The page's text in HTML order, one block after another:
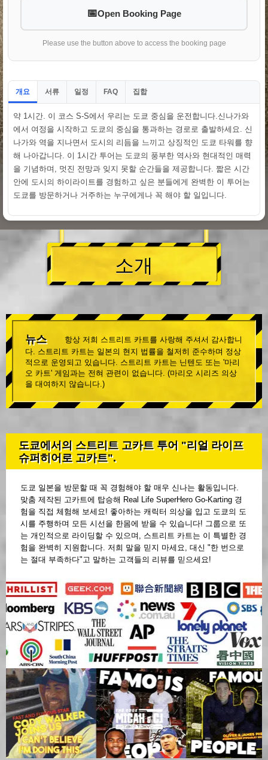
Open Booking Page
Please use the button above to access the booking page
개요 서류 일정 FAQ 집합
약 1시간. 이 코스 S-S에서 우리는 도쿄 중심을 운전합니다.신나가와
에서 여정을 시작하고 도쿄의 중심을 통과하는 경로로 출발하세요. 신
나가와 역을 지나면서 도시의 리듬을 느끼고 상징적인 도쿄 타워를 향
해 나아갑니다. 이 1시간 투어는 도쿄의 풍부한 역사와 현대적인 매력
을 기념하며, 멋진 전망과 잊지 못할 순간들을 제공합니다. 짧은 시간
안에 도시의 하이라이트를 경험하고 싶은 분들에게 완벽한 이 투어는
도쿄를 방문하거나 거주하는 누구에게나 꼭 해야 할 일입니다.
소개
뉴스
항상 저희 스트리트 카트를 사랑해 주셔서 감사합니
다. 스트리트 카트는 일본의 현지 법률을 철저히 준수하며 정상
적으로 운영되고 있습니다. 스트리트 카트는 닌텐도 또는 '마리
오 카트' 게임과는 전혀 관련이 없습니다. (마리오 시리즈 의상
을 대여하지 않습니다.)
도쿄에서의 스트리트 고카트 투어 "리얼 라이프
슈퍼히어로 고카트".
도쿄 일본을 방문할 때 꼭 경험해야 할 매우 신나는 활동입니다.
맞춤 제작된 고카트에 탑승해 Real Life SuperHero Go-Karting 경
험을 직접 체험해 보세요! 좋아하는 캐릭터 의상을 입고 도쿄의 도
시를 주행하며 모든 시선을 한몸에 받을 수 있습니다! 그룹으로 또
는 개인적으로 라이딩할 수 있으며, 스트리트 카트는 이 특별한 경
험을 완벽히 지원합니다. 저희 말을 믿지 마세요, 대신 "한 번으로
는 절대 부족하다"고 말하는 고객들의 리뷰를 믿으세요!